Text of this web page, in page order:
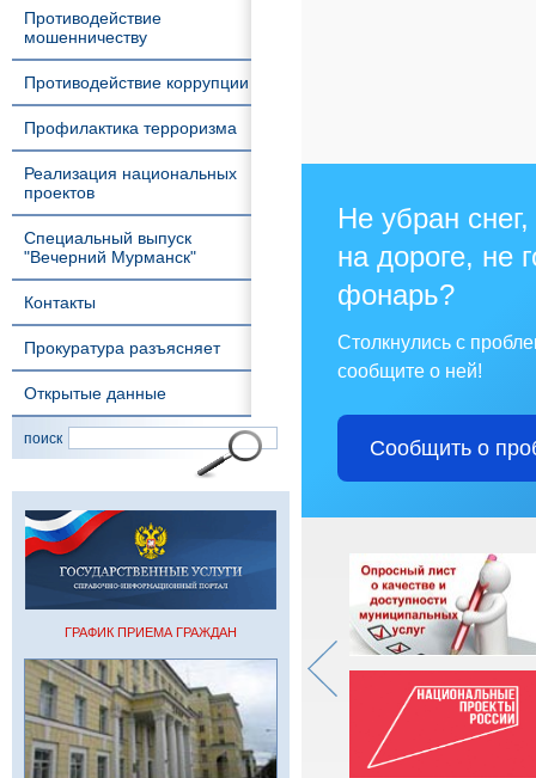
Противодействие
мошенничеству
Противодействие коррупции
Профилактика терроризма
Реализация национальных
проектов
Специальный выпуск
"Вечерний Мурманск"
Контакты
Прокуратура разъясняет
Открытые данные
поиск
ГРАФИК ПРИЕМА ГРАЖДАН
Не убран
на дороге, не
фонарь?
Столкнулись с
сообщите о ней!
Сообщить о